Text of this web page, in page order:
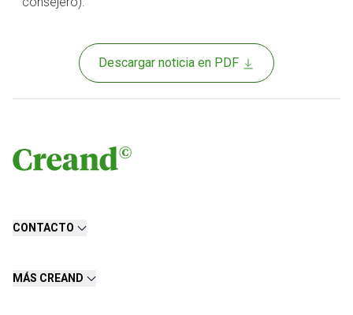
Descargar noticia en PDF
CONTACTO
MÁS CREAND